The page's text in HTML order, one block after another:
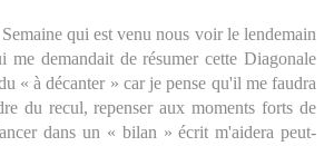
qui est venu nous voir le lendemain
me demandait de résumer cette Diagonale
« à décanter » car je pense qu'il me faudra
du recul, repenser aux moments forts de
dans un « bilan » écrit m'aidera peut-